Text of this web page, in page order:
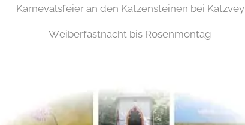
Karnevalsfeier an den Katzensteinen bei Katzvey
Weiberfastnacht bis Rosenmontag